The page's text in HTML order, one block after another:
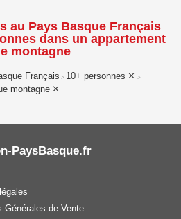
au Pays Basque Français
dans un appartement
montagne
Français > 10+ personnes >
montagne
PaysBasque.fr
Générales de Vente